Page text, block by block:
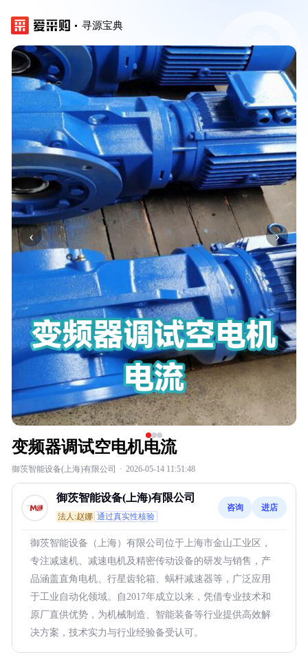
寻源宝典
‹ ›
变频器调试空电机电流
御茨智能设备(上海)有限公司 · 2026-05-14 11:51:48
御茨智能设备(上海)有限公司
法人:赵娜 通过真实性核验
咨询 进店
御茨智能设备（上海）有限公司位于上海市金山工业区，
专注减速机、减速电机及精密传动设备的研发与销售，产
品涵盖直角电机、行星齿轮箱、蜗杆减速器等，广泛应用
于工业自动化领域。自2017年成立以来，凭借专业技术和
原厂直供优势，为机械制造、智能装备等行业提供高效解
决方案，技术实力与行业经验备受认可。